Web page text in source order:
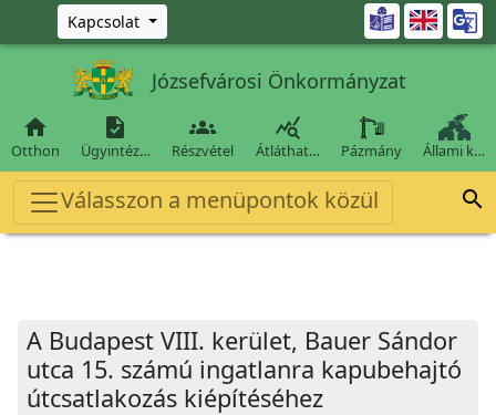
Ugrás a fő tartalomra
Kapcsolat 
Józsefvárosi Önkormányzat

Otthon

Ügyintéz…

Részvétel

Átláthat… Pázmány Állami k…
Válasszon a menüpontok közül 
A Budapest VIII. kerület, Bauer Sándor
utca 15. számú ingatlanra kapubehajtó
útcsatlakozás kiépítéséhez